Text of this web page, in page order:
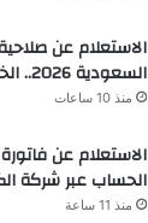
الاستعلام عن
السعودية 2026.. الخطوات والرابط الرسمي
منذ 10 ساعات
الاستعلام عن
الحساب عبر شركة
منذ 11 ساعة